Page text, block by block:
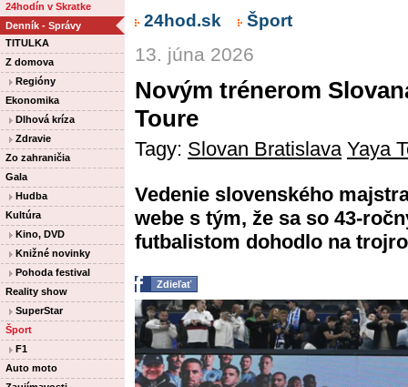
24hodín v Skratke
Denník - Správy
TITULKA
Z domova
Regióny
Ekonomika
Dlhová kríza
Zdravie
Zo zahraničia
Gala
Hudba
Kultúra
Kino, DVD
Knižné novinky
Pohoda festival
Reality show
SuperStar
Šport
F1
Auto moto
24hod.sk Šport
13. júna 2026
Novým trénerom
Toure
Tagy: Slovan Bratislava Yaya
Vedenie slovenského
webe s tým, že sa so 43-
futbalistom dohodlo na
Zdieľať